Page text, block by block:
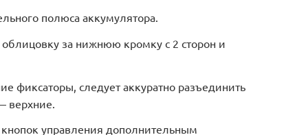
полюса аккумулятора.
за нижнюю кромку с 2 сторон и
фиксаторы, следует аккуратно разъединить
верхние.
управления дополнительным